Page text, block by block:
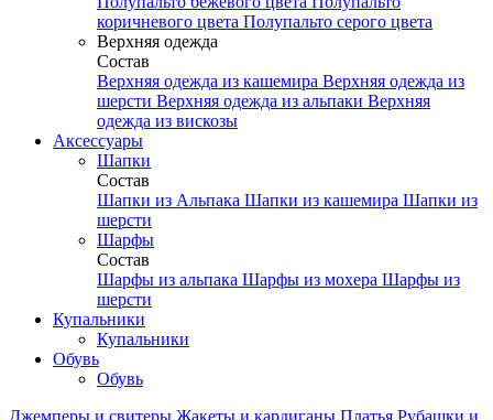
коричневого цвета Полупальто серого цвета
Верхняя одежда
Состав
Верхняя одежда из кашемира Верхняя одежда из
шерсти Верхняя одежда из альпаки Верхняя
одежда из вискозы
Аксесcуары
Шапки
Состав
Шапки из Альпака Шапки из кашемира Шапки из
шерсти
Шарфы
Состав
Шарфы из альпака Шарфы из мохера Шарфы из
шерсти
Купальники
Купальники
Обувь
Обувь
Джемперы и свитеры Жакеты и кардиганы Платья Рубашки и